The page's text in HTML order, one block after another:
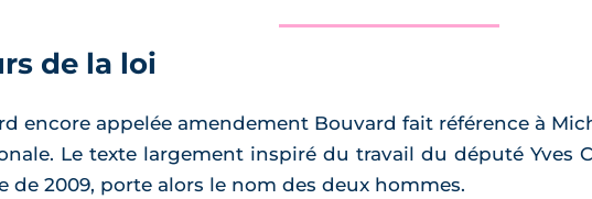
de la loi
encore appelée amendement Bouvard fait référence à
Le texte largement inspiré du travail du député Yves
de 2009, porte alors le nom des deux hommes.